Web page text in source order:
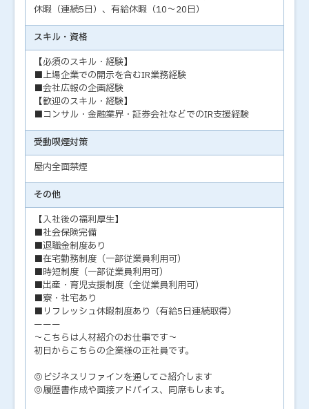
休暇（連続5日）、有給休暇（10～20日）
スキル・資格
【必須のスキル・経験】
■上場企業での開示を含むIR業務経験
■会社広報の企画経験
【歓迎のスキル・経験】
■コンサル・金融業界・証券会社などでのIR支援経験
受動喫煙対策
屋内全面禁煙
その他
【入社後の福利厚生】
■社会保険完備
■退職金制度あり
■在宅勤務制度（一部従業員利用可）
■時短制度（一部従業員利用可）
■出産・育児支援制度（全従業員利用可）
■寮・社宅あり
■リフレッシュ休暇制度あり（有給5日連続取得）
ーーー
～こちらは人材紹介のお仕事です～
初日からこちらの企業様の正社員です。
◎ビジネスリファインを通してご紹介します
◎履歴書作成や面接アドバイス、同席もします。